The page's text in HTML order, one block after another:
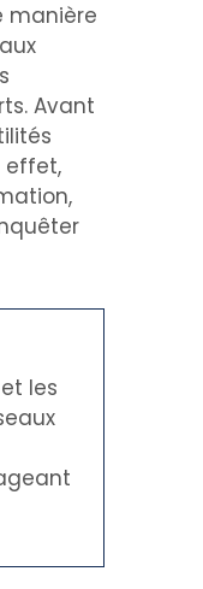
manière
Avant
effet,
les